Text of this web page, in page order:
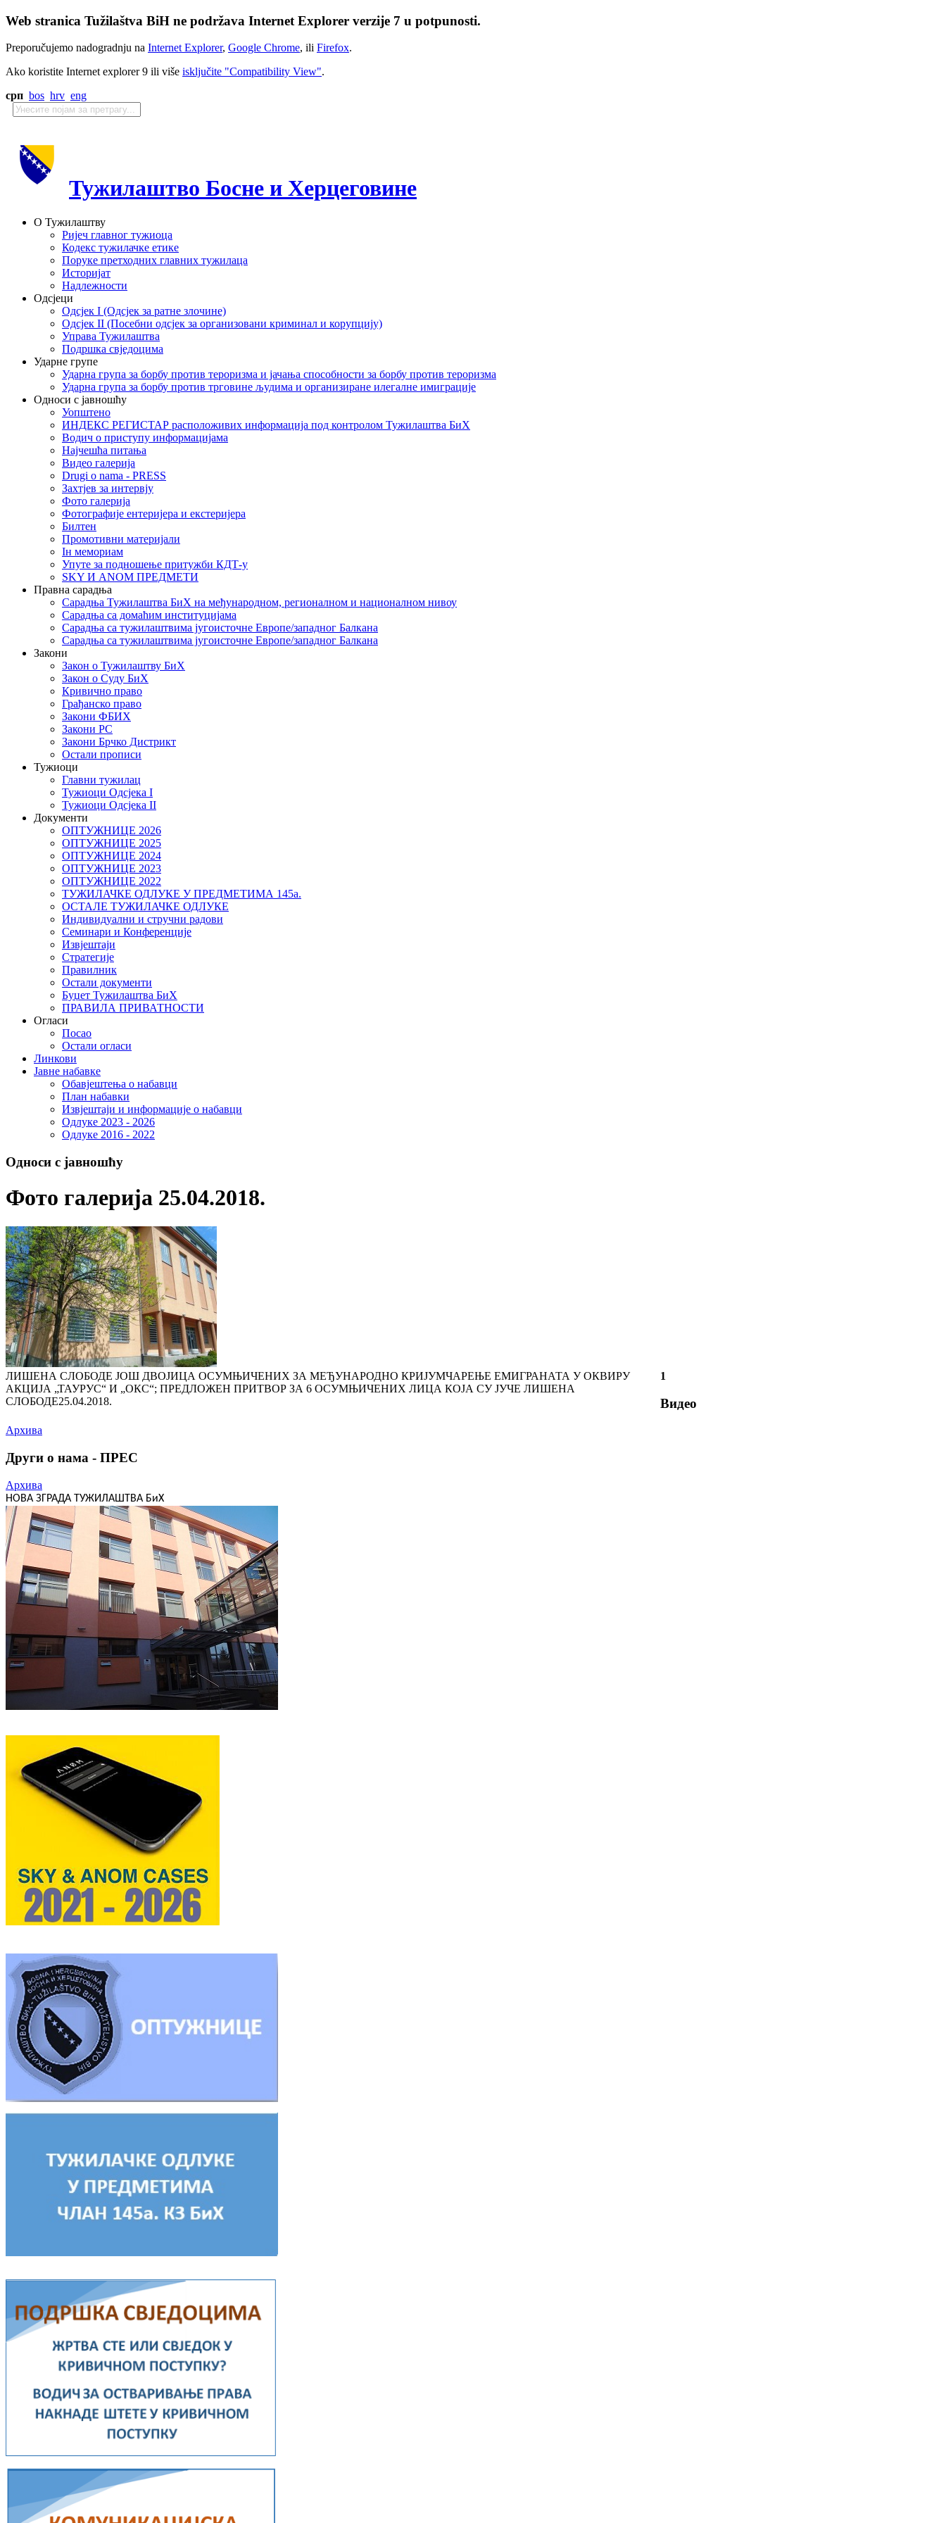
Web stranica Tužilaštva BiH ne podržava Internet Explorer verzije 7 u potpunosti.
Preporučujemo nadogradnju na Internet Explorer, Google Chrome, ili Firefox.
Ako koristite Internet explorer 9 ili više isključite "Compatibility View".
срп bos hrv eng
Тужилаштво Босне и Херцеговине
О Тужилаштву
Ријеч главног тужиоца
Кодекс тужилачке етике
Поруке претходних главних тужилаца
Историјат
Надлежности
Одсјеци
Одсјек I (Одсјек за ратне злочине)
Одсјек II (Посебни одсјек за организовани криминал и корупцију)
Управа Тужилаштва
Подршка свједоцима
Ударне групе
Ударна група за борбу против тероризма и јачања способности за борбу против тероризма
Ударна група за борбу против трговине људима и организиране илегалне имиграције
Односи с јавношћу
Уопштено
ИНДЕКС РЕГИСТАР расположивих информација под контролом Тужилаштва БиХ
Водич о приступу информацијама
Најчешћа питања
Видео галерија
Drugi o nama - PRESS
Захтјев за интервју
Фото галерија
Фотографије ентеријера и екстеријера
Билтен
Промотивни материјали
Iн мемориам
Упуте за подношење притужби КДТ-у
SKY И ANOM ПРЕДМЕТИ
Правна сарадња
Сарадња Тужилаштва БиХ на међународном, регионалном и националном нивоу
Сарадња са домаћим институцијама
Сарадња са тужилаштвима југоисточне Европе/западног Балкана
Сарадња са тужилаштвима југоисточне Европе/западног Балкана
Закони
Закон о Тужилаштву БиХ
Закон о Суду БиХ
Кривично право
Грађанско право
Закони ФБИХ
Закони РС
Закони Брчко Дистрикт
Остали прописи
Тужиоци
Главни тужилац
Тужиоци Oдсјекa I
Тужиоци Oдсјекa II
Документи
ОПТУЖНИЦЕ 2026
ОПТУЖНИЦЕ 2025
ОПТУЖНИЦЕ 2024
ОПТУЖНИЦЕ 2023
ОПТУЖНИЦЕ 2022
ТУЖИЛАЧКЕ ОДЛУКЕ У ПРЕДМЕТИМА 145а.
ОСТАЛЕ ТУЖИЛАЧКЕ ОДЛУКЕ
Индивидуални и стручни радови
Семинари и Конференције
Извјештаји
Стратегије
Правилник
Остали документи
Буџет Тужилаштва БиХ
ПРАВИЛА ПРИВАТНОСТИ
Огласи
Посао
Остали огласи
Линкови
Јавне набавке
Обавјештења о набавци
План набавки
Извјештаји и информације о набавци
Одлуке 2023 - 2026
Одлуке 2016 - 2022
Односи с јавношћу
Фото галерија 25.04.2018.
ЛИШЕНА СЛОБОДЕ ЈОШ ДВОЈИЦА ОСУМЊИЧЕНИХ ЗА МЕЂУНАРОДНО КРИЈУМЧАРЕЊЕ ЕМИГРАНАТА У ОКВИРУ
АКЦИЈА „ТАУРУС“ И „ОКС“; ПРЕДЛОЖЕН ПРИТВОР ЗА 6 ОСУМЊИЧЕНИХ ЛИЦА КОЈА СУ ЈУЧЕ ЛИШЕНА
СЛОБОДЕ25.04.2018.
1
Видео
Архива
Други о нама - ПРЕС
Архива
НОВА ЗГРАДА ТУЖИЛАШТВА БиХ